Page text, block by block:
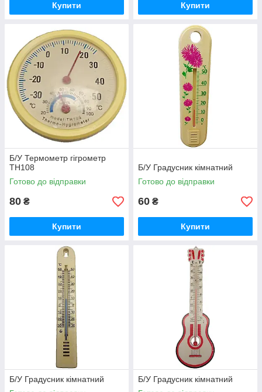
Купити Купити
Б/У Термометр гігрометр
TH108
Готово до відправки
80 ₴
Купити
Б/У Градусник кімнатний
Готово до відправки
60 ₴
Купити
Б/У Градусник кімнатний
Б/У Градусник кімнатний